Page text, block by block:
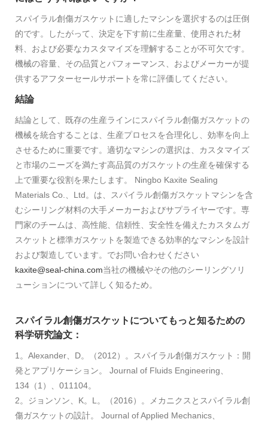
スパイラル創傷ガスケットに適したマシンを選択するのは圧倒
的です。したがって、決定を下す前に生産量、使用された材
料、および必要なカスタマイズを理解することが不可欠です。
機械の容量、その品質とパフォーマンス、およびメーカーが提
供するアフターセールサポートを常に評価してください。
結論
結論として、既存の生産ラインにスパイラル創傷ガスケットの
機械を統合することは、生産プロセスを合理化し、効率を向上
させるために重要です。適切なマシンの選択は、カスタマイズ
と市場のニーズを満たす高品質のガスケットの生産を確保する
上で重要な役割を果たします。 Ningbo Kaxite Sealing
Materials Co.、Ltd。は、スパイラル創傷ガスケットマシンを含
むシーリング材料の大手メーカーおよびサプライヤーです。専
門家のチームは、高性能、信頼性、安全性を備えたカスタムガ
スケットと標準ガスケットを製造できる効率的なマシンを設計
および製造しています。でお問い合わせください
kaxite@seal-china.com当社の機械やその他のシーリングソリ
ューションについて詳しく知るため。
スパイラル創傷ガスケットについてもっと知るための
科学研究論文：
1。Alexander、D。（2012）。スパイラル創傷ガスケット：開
発とアプリケーション。 Journal of Fluids Engineering、
134（1）、011104。
2。ジョンソン、K。L。（2016）。メカニクスとスパイラル創
傷ガスケットの設計。 Journal of Applied Mechanics、